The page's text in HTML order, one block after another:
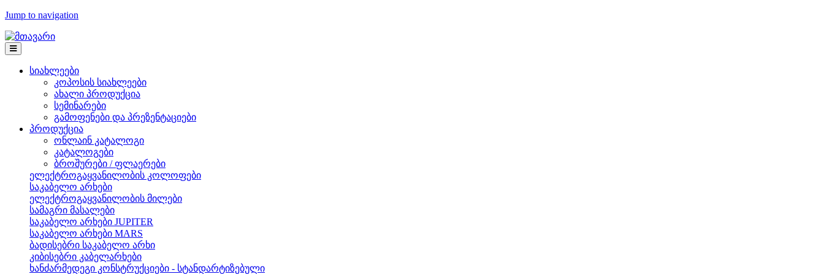
Jump to navigation
სიახლეები
კოპოსის სიახლეები
ახალი პროდუქცია
სემინარები
გამოფენები და პრეზენტაციები
პროდუქცია
ონლაინ კატალოგი
კატალოგები
ბროშურები / ფლაერები
ელექტროგაყვანილობის კოლოფები
საკაბელო არხები
ელექტროგაყვანილობის მილები
სამაგრი მასალები
საკაბელო არხები JUPITER
საკაბელო არხები MARS
ბადისებრი საკაბელო არხი
კიბისებრი კაბელარხები
ხანძარმედეგი კონსტრუქციები - სტანდარტიზებული